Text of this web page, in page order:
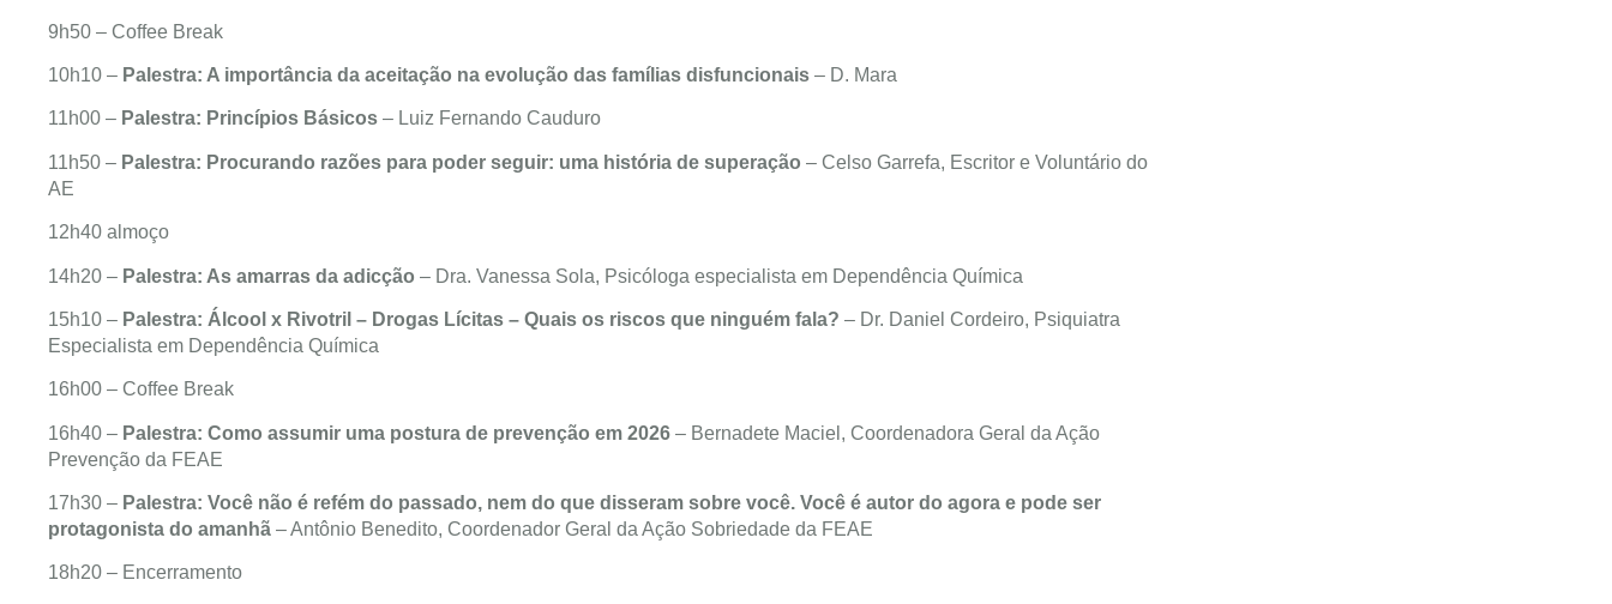
9h50 – Coffee Break
10h10 – Palestra: A importância da aceitação na evolução das famílias disfuncionais – D. Mara
11h00 – Palestra: Princípios Básicos – Luiz Fernando Cauduro
11h50 – Palestra: Procurando razões para poder seguir: uma história de superação – Celso Garrefa, Escritor e Voluntário do
AE
12h40 almoço
14h20 – Palestra: As amarras da adicção – Dra. Vanessa Sola, Psicóloga especialista em Dependência Química
15h10 – Palestra: Álcool x Rivotril – Drogas Lícitas – Quais os riscos que ninguém fala? – Dr. Daniel Cordeiro, Psiquiatra
Especialista em Dependência Química
16h00 – Coffee Break
16h40 – Palestra: Como assumir uma postura de prevenção em 2026 – Bernadete Maciel, Coordenadora Geral da Ação
Prevenção da FEAE
17h30 – Palestra: Você não é refém do passado, nem do que disseram sobre você. Você é autor do agora e pode ser
protagonista do amanhã – Antônio Benedito, Coordenador Geral da Ação Sobriedade da FEAE
18h20 – Encerramento